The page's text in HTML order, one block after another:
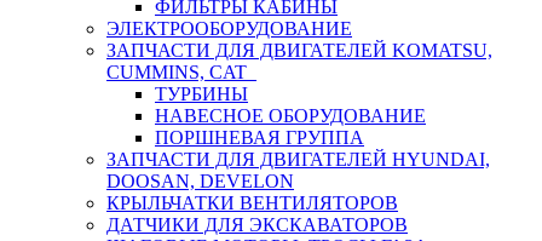
ФИЛЬТРЫ КАБИНЫ
ЭЛЕКТРООБОРУДОВАНИЕ
ЗАПЧАСТИ ДЛЯ ДВИГАТЕЛЕЙ KOMATSU,
CUMMINS, CAT
ТУРБИНЫ
НАВЕСНОЕ ОБОРУДОВАНИЕ
ПОРШНЕВАЯ ГРУППА
ЗАПЧАСТИ ДЛЯ ДВИГАТЕЛЕЙ HYUNDAI,
DOOSAN, DEVELON
КРЫЛЬЧАТКИ ВЕНТИЛЯТОРОВ
ДАТЧИКИ ДЛЯ ЭКСКАВАТОРОВ